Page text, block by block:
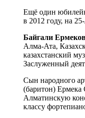
Ещё один
в 2012 году, на
Байгали
Алма-Ата,
казахстанский
Заслуженный
Сын народного
(баритон) Ермека
Алматинскую
классу